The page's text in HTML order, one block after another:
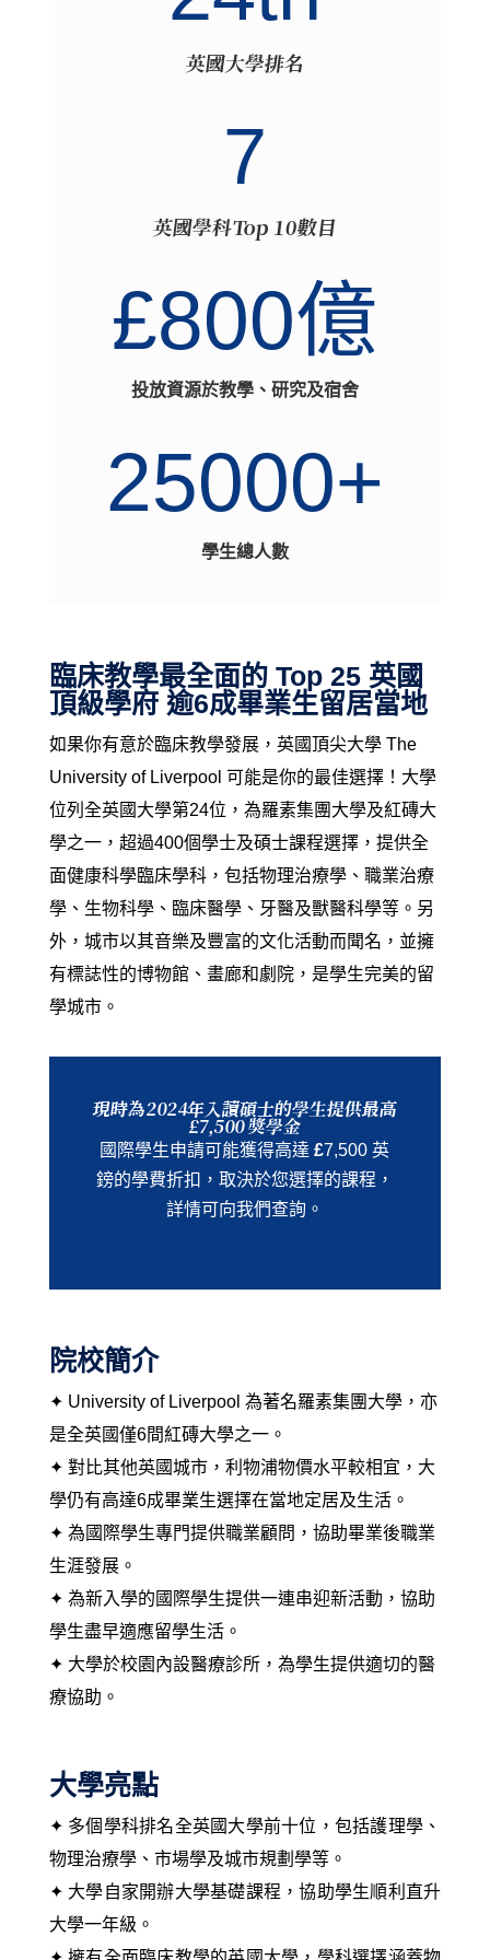
英國大學排名
7
英國學科Top 10數目
£800億
投放資源於教學、研究及宿舍
25000+
學生總人數
臨床教學最全面的 Top 25 英國
頂級學府 逾6成畢業生留居當地
如果你有意於臨床教學發展，英國頂尖大學 The
University of Liverpool 可能是你的最佳選擇！大學
位列全英國大學第24位，為羅素集團大學及紅磚大
學之一，超過400個學士及碩士課程選擇，提供全
面健康科學臨床學科，包括物理治療學、職業治療
學、生物科學、臨床醫學、牙醫及獸醫科學等。另
外，城市以其音樂及豐富的文化活動而聞名，並擁
有標誌性的博物館、畫廊和劇院，是學生完美的留
學城市。
現時為2024年入讀碩士的學生提供最高
£7,500 獎學金
國際學生申請可能獲得高達£7,500 英
鎊的學費折扣，取決於您選擇的課程，
詳情可向我們查詢。
院校簡介
✦ University of Liverpool 為著名羅素集團大學，亦
是全英國僅6間紅磚大學之一。
✦ 對比其他英國城市，利物浦物價水平較相宜，大
學仍有高達6成畢業生選擇在當地定居及生活。
✦ 為國際學生專門提供職業顧問，協助畢業後職業
生涯發展。
✦ 為新入學的國際學生提供一連串迎新活動，協助
學生盡早適應留學生活。
✦ 大學於校園內設醫療診所，為學生提供適切的醫
療協助。
大學亮點
✦ 多個學科排名全英國大學前十位，包括護理學、
物理治療學、市場學及城市規劃學等。
✦ 大學自家開辦大學基礎課程，協助學生順利直升
大學一年級。